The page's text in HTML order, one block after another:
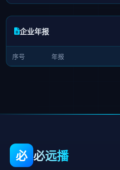
企业年报
序号 年报
必 必远播